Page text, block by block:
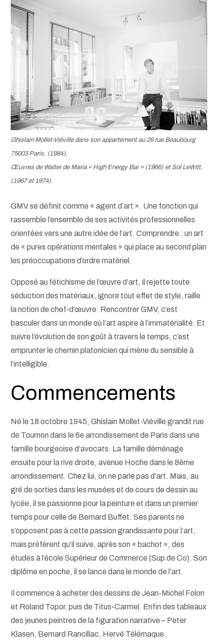
Ghislain Mollet-Viéville dans son appartement au 26 rue Beaubourg
75003 Paris, (1984).
Œuvres de Walter de Maria « High Energy Bar » (1966) et Sol LeWitt,
(1967 et 1974).
GMV se définit comme « agent d’art ». Une fonction qui
rassemble l’ensemble de ses activités professionnelles
orientées vers une autre idée de l’art. Comprendre : un art
de « pures opérations mentales » qui place au second plan
les préoccupations d’ordre matériel.
Opposé au fétichisme de l’œuvre d’art, il rejette toute
séduction des matériaux, ignore tout effet de style, raille
la notion de chef-d’œuvre. Rencontrer GMV, c’est
basculer dans un monde où l’art aspire à l’immatérialité. Et
suivre l’évolution de son goût à travers le temps, c’est
emprunter le chemin platonicien qui mène du sensible à
l’intelligible.
Commencements
Né le 18 octobre 1945, Ghislain Mollet-Viéville grandit rue
de Tournon dans le 6e arrondissement de Paris dans une
famille bourgeoise d’avocats. La famille déménage
ensuite pour la rive droite, avenue Hoche dans le 8ème
arrondissement. Chez lui, on ne parle pas d’art. Mais, au
gré de sorties dans les musées et de cours de dessin au
lycée, il se passionne pour la peinture et dans un premier
temps pour celle de Bernard Buffet. Ses parents ne
s’opposent pas à cette passion grandissante pour l’art,
mais préfèrent qu’il suive, après son « bachot », des
études à l’école Supérieur de Commerce (Sup de Co). Son
diplôme en poche, il se lance dans le monde de l’art.
Il commence à acheter des dessins de Jean-Michel Folon
et Roland Topor, puis de Titus-Carmel. Enfin des tableaux
des jeunes peintres de la figuration narrative – Peter
Klasen, Bernard Rancillac, Hervé Télémaque.